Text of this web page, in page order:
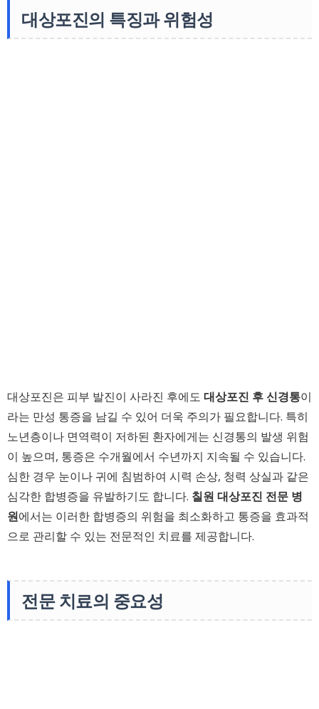
대상포진의 특징과 위험성
대상포진은 피부 발진이 사라진 후에도 대상포진 후 신경통이
라는 만성 통증을 남길 수 있어 더욱 주의가 필요합니다. 특히
노년층이나 면역력이 저하된 환자에게는 신경통의 발생 위험
이 높으며, 통증은 수개월에서 수년까지 지속될 수 있습니다.
심한 경우 눈이나 귀에 침범하여 시력 손상, 청력 상실과 같은
심각한 합병증을 유발하기도 합니다. 칠원 대상포진 전문 병
원에서는 이러한 합병증의 위험을 최소화하고 통증을 효과적
으로 관리할 수 있는 전문적인 치료를 제공합니다.
전문 치료의 중요성